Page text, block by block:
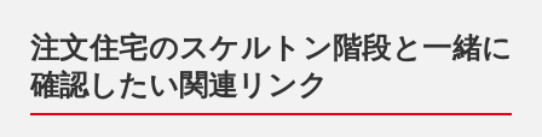
注文住宅のスケルトン階段と一緒に
確認したい関連リンク